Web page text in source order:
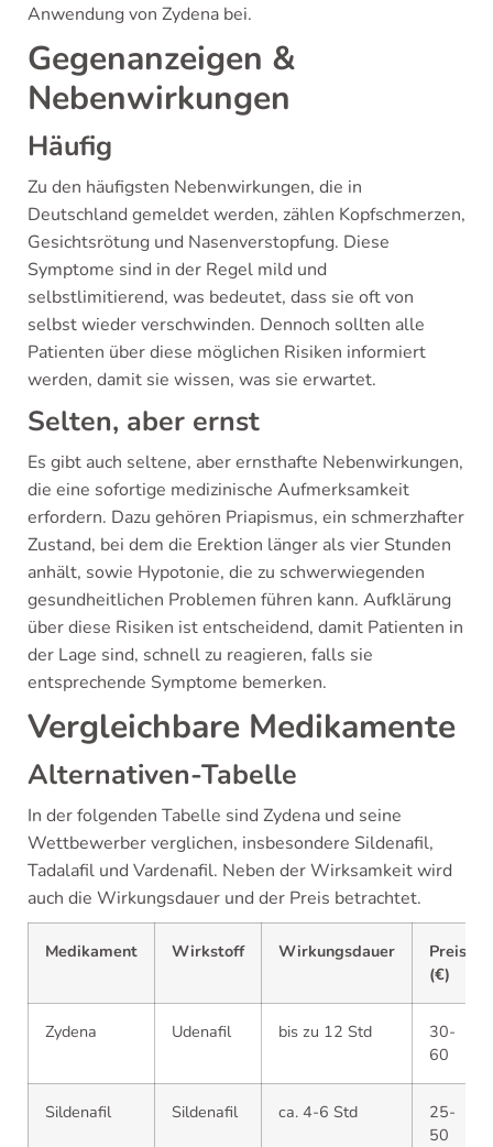
Anwendung von Zydena bei.
Gegenanzeigen &
Nebenwirkungen
Häufig
Zu den häufigsten Nebenwirkungen, die in
Deutschland gemeldet werden, zählen Kopfschmerzen,
Gesichtsrötung und Nasenverstopfung. Diese
Symptome sind in der Regel mild und
selbstlimitierend, was bedeutet, dass sie oft von
selbst wieder verschwinden. Dennoch sollten alle
Patienten über diese möglichen Risiken informiert
werden, damit sie wissen, was sie erwartet.
Selten, aber ernst
Es gibt auch seltene, aber ernsthafte Nebenwirkungen,
die eine sofortige medizinische Aufmerksamkeit
erfordern. Dazu gehören Priapismus, ein schmerzhafter
Zustand, bei dem die Erektion länger als vier Stunden
anhält, sowie Hypotonie, die zu schwerwiegenden
gesundheitlichen Problemen führen kann. Aufklärung
über diese Risiken ist entscheidend, damit Patienten in
der Lage sind, schnell zu reagieren, falls sie
entsprechende Symptome bemerken.
Vergleichbare Medikamente
Alternativen-Tabelle
In der folgenden Tabelle sind Zydena und seine
Wettbewerber verglichen, insbesondere Sildenafil,
Tadalafil und Vardenafil. Neben der Wirksamkeit wird
auch die Wirkungsdauer und der Preis betrachtet.
Medikament Wirkstoff Wirkungsdauer
Preis
(€)
Zydena Udenafil bis zu 12 Std
30-
60
Sildenafil Sildenafil ca. 4-6 Std
25-
50